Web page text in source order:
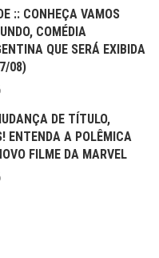
:: CONHEÇA VAMOS
COMÉDIA
QUE SERÁ EXIBIDA
08)
DE TÍTULO,
ENTENDA A POLÊMICA
FILME DA MARVEL